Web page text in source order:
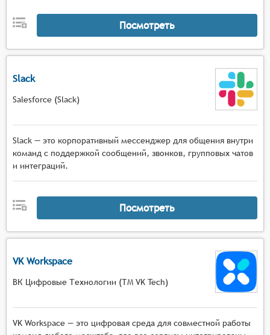
Посмотреть
Slack
Salesforce (Slack)
Slack — это корпоративный мессенджер для общения внутри
команд с поддержкой сообщений, звонков, групповых чатов
и интеграций.
Посмотреть
VK Workspace
ВК Цифровые Технологии (ТМ VK Tech)
VK Workspace — это цифровая среда для совместной работы